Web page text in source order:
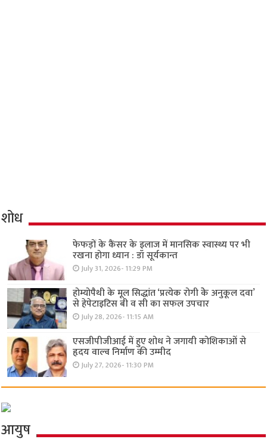
शोध
फेफड़ों के कैंसर के इलाज में मानसिक स्वास्थ्य पर भी
रखना होगा ध्यान : डॉ सूर्यकान्त
July 31, 2026- 11:29 PM
होम्योपैथी के मूल सिद्धांत ‘प्रत्येक रोगी केे अनुकूल दवा’
से हेपेटाइटिस बी व सी का सफल उपचार
July 28, 2026- 11:15 AM
एसजीपीजीआई में हुए शोध ने जगायी कोशिकाओं से
हृदय वाल्व निर्माण की उम्मीद
July 27, 2026- 11:30 PM
आयुष